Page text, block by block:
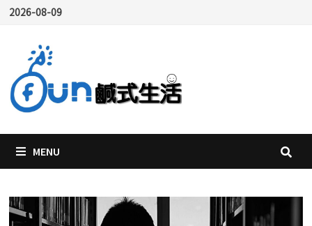
Skip
content
2026-08-09
MENU